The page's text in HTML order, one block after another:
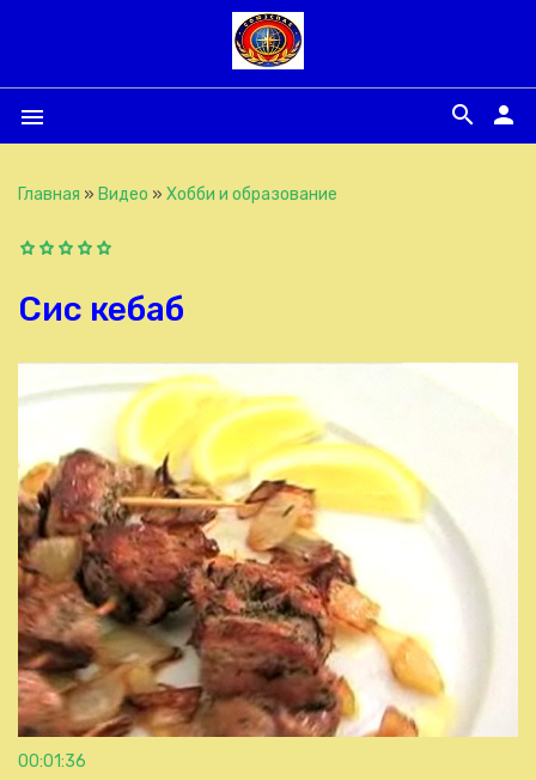
menu person
search
Главная » Видео » Хобби и образование
Сис кебаб
00:01:36